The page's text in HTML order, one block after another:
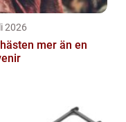
2026
mer än en